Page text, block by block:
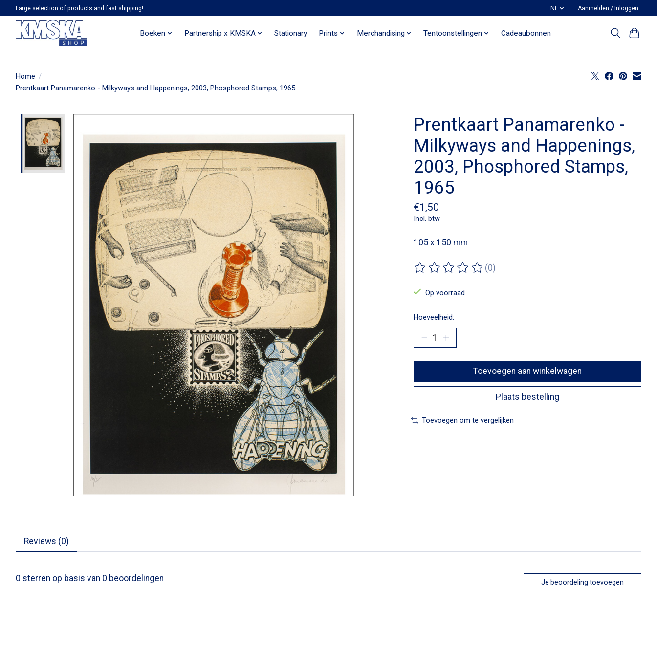
Large selection of products and fast shipping! NL Aanmelden / Inloggen
Boeken Partnership x KMSKA Stationary Prints Merchandising Tentoonstellingen Cadeaubonnen
Home /
Prentkaart Panamarenko - Milkyways and Happenings, 2003, Phosphored Stamps, 1965
Prentkaart Panamarenko -
Milkyways and Happenings,
2003, Phosphored Stamps,
1965
€1,50
Incl. btw
105 x 150 mm
De beoordeling van dit product is
(0)
Op voorraad
Hoeveelheid:
Toevoegen aan winkelwagen
Plaats bestelling
Toevoegen om te vergelijken
Reviews (0)
0 sterren op basis van 0 beoordelingen Je beoordeling toevoegen